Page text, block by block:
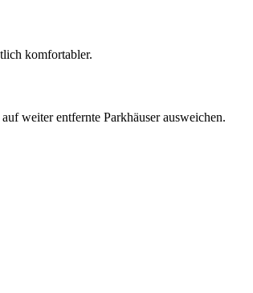
komfortabler.
weiter entfernte Parkhäuser ausweichen.